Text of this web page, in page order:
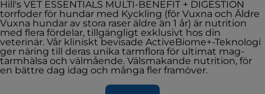
Hill's VET ESSENTIALS MULTI-BENEFIT + DIGESTION
torrfoder för hundar med Kyckling (för Vuxna och Äldre
Vuxna hundar av stora raser äldre än 1 år) är nutrition
med flera fördelar, tillgängligt exklusivt hos din
veterinär. Vår kliniskt bevisade ActiveBiome+-Teknologi
ger näring till deras unika tarmflora för ultimat mag-
tarmhälsa och välmående. Välsmakande nutrition, för
en bättre dag idag och många fler framöver.